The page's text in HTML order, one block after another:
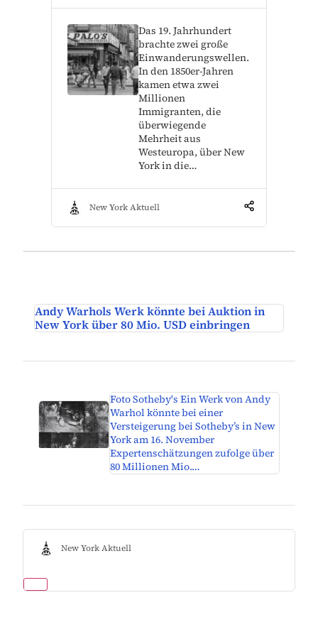
Das 19. Jahrhundert
brachte zwei große
Einwanderungswellen.
In den 1850er-Jahren
kamen etwa zwei
Millionen
Immigranten, die
überwiegende
Mehrheit aus
Westeuropa, über New
York in die…
New York Aktuell
Andy Warhols Werk könnte bei Auktion in
New York über 80 Mio. USD einbringen
Foto Sotheby's Ein Werk von Andy
Warhol könnte bei einer
Versteigerung bei Sotheby’s in New
York am 16. November
Expertenschätzungen zufolge über
80 Millionen Mio.…
New York Aktuell